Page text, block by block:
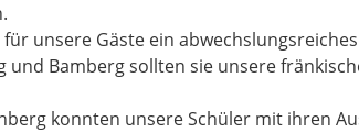
unsere Gäste ein
Bamberg sollten sie unsere
konnten unsere Schüler mit ihren